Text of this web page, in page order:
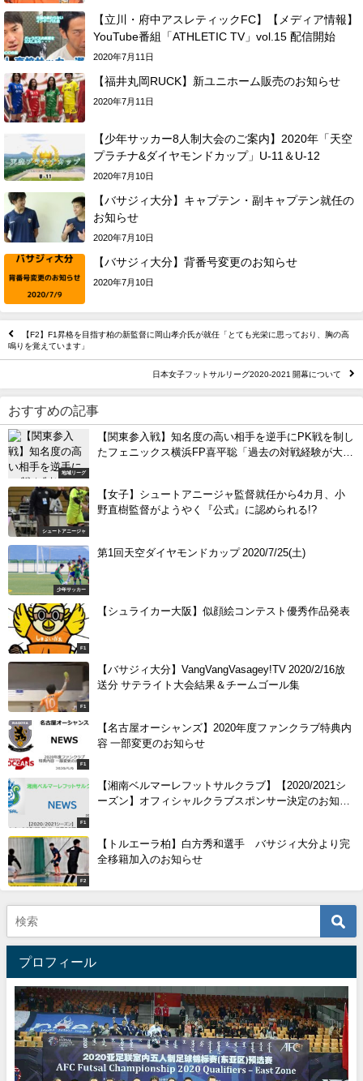
【立川・府中アスレティックFC】【メディア情報】
YouTube番組「ATHLETIC TV」vol.15 配信開始
2020年7月11日
【福井丸岡RUCK】新ユニホーム販売のお知らせ
2020年7月11日
【少年サッカー8人制大会のご案内】2020年「天空
プラチナ&ダイヤモンドカップ」U-11＆U-12
2020年7月10日
【バサジィ大分】キャプテン・副キャプテン就任の
お知らせ
2020年7月10日
【バサジィ大分】背番号変更のお知らせ
2020年7月10日
【F2】F1昇格を目指す柏の新監督に岡山孝介氏が就任「とても光栄に思っており、胸の高
鳴りを覚えています」
日本女子フットサルリーグ2020-2021 開幕について
おすすめの記事
地域リーグ
【関東参入戦】知名度の高い相手を逆手にPK戦を制し
たフェニックス横浜FP喜平聡「過去の対戦経験が大き
シュートアニージャ
【女子】シュートアニージャ監督就任から4カ月、小
野直樹監督がようやく『公式』に認められる!?
少年サッカー
第1回天空ダイヤモンドカップ 2020/7/25(土)
F1
【シュライカー大阪】似顔絵コンテスト優秀作品発表
F1
【バサジィ大分】VangVangVasagey!TV 2020/2/16放
送分 サテライト大会結果＆チームゴール集
F1
【名古屋オーシャンズ】2020年度ファンクラブ特典内
容 一部変更のお知らせ
F1
【湘南ベルマーレフットサルクラブ】【2020/2021シ
ーズン】オフィシャルクラブスポンサー決定のお知ら
F2
【トルエーラ柏】白方秀和選手 バサジィ大分より完
全移籍加入のお知らせ
プロフィール